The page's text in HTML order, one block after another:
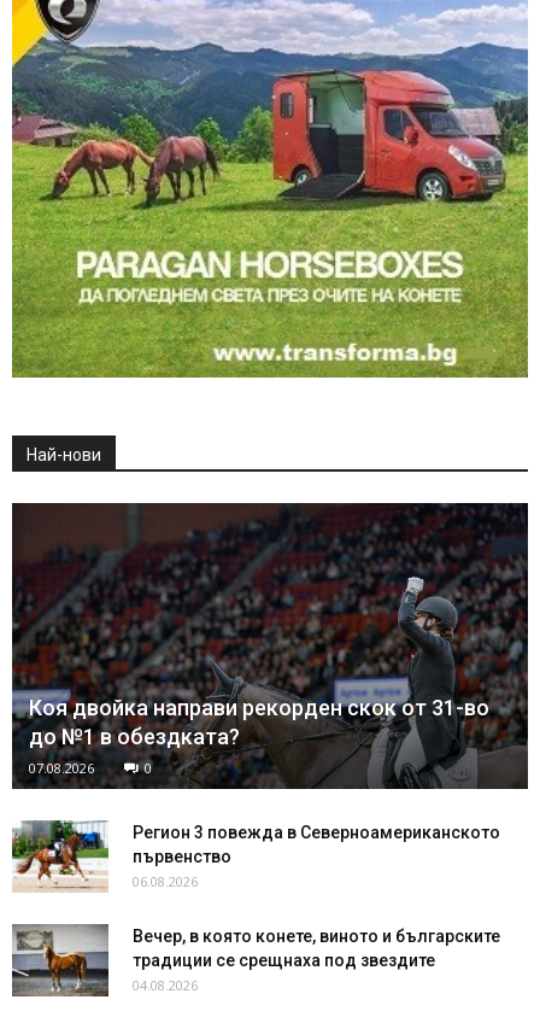
Най-нови
Коя двойка направи рекорден скок от 31-во
до №1 в обездката?
07.08.2026 0
Регион 3 повежда в Северноамериканското
първенство
06.08.2026
Вечер, в която конете, виното и българските
традиции се срещнаха под звездите
04.08.2026